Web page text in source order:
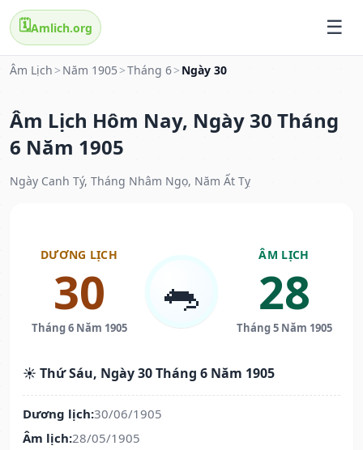
🗓️Amlich.org
Âm Lịch > Năm 1905 >Tháng 6> Ngày 30
Âm Lịch Hôm Nay, Ngày 30 Tháng
6 Năm 1905
Ngày Canh Tý, Tháng Nhâm Ngọ, Năm Ất Tỵ
DƯƠNG LỊCH
30
Tháng 6 Năm 1905
🐀
ÂM LỊCH
28
Tháng 5 Năm 1905
☀️ Thứ Sáu, Ngày 30 Tháng 6 Năm 1905
Dương lịch:30/06/1905
Âm lịch:28/05/1905